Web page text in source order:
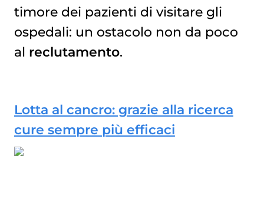
timore dei pazienti di visitare gli
ospedali: un ostacolo non da poco
al reclutamento.
Lotta al cancro: grazie alla ricerca
cure sempre più efficaci